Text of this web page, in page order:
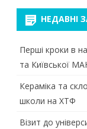
НЕДАВНІ
Перші кроки в
та Київської
Кераміка та
школи на ХТФ
Візит до